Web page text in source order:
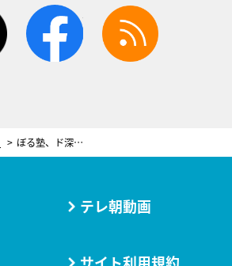
twitter facebook
ぼる塾、ド深夜にあえての“飯テロ”番組スタート！「みんなでカロリーをとろう！」
テレ朝動画